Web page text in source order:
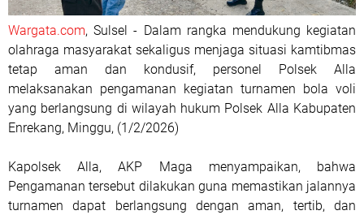
Wargata.com, Sulsel - Dalam rangka mendukung kegiatan
olahraga masyarakat sekaligus menjaga situasi kamtibmas
tetap aman dan kondusif, personel Polsek Alla
melaksanakan pengamanan kegiatan turnamen bola voli
yang berlangsung di wilayah hukum Polsek Alla Kabupaten
Enrekang, Minggu, (1/2/2026)
Kapolsek Alla, AKP Maga menyampaikan, bahwa
Pengamanan tersebut dilakukan guna memastikan jalannya
turnamen dapat berlangsung dengan aman, tertib, dan